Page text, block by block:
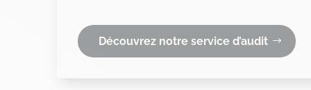
Découvrez notre service d’audit